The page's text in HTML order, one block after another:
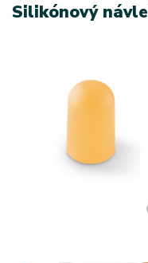
Silikónový